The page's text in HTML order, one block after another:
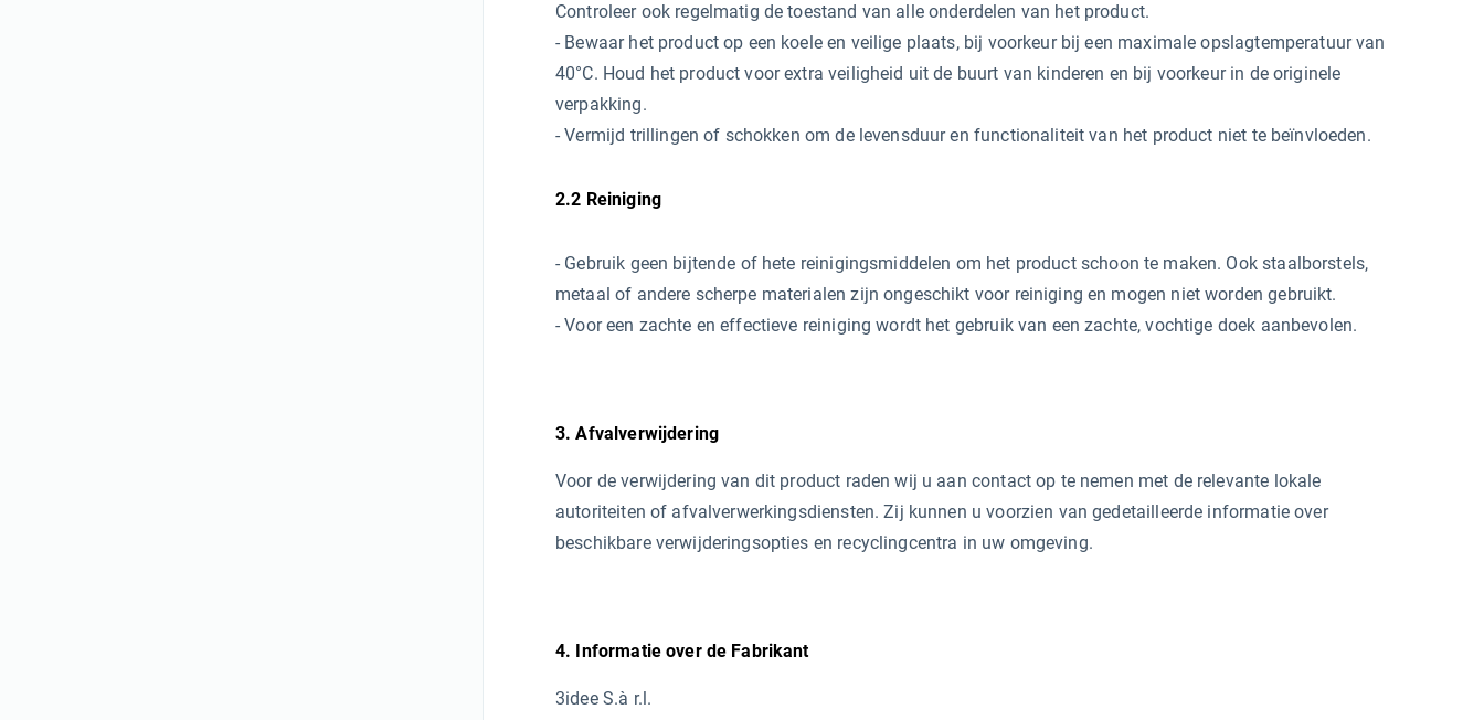
Controleer ook regelmatig de toestand van alle onderdelen van het product.
- Bewaar het product op een koele en veilige plaats, bij voorkeur bij een maximale opslagtemperatuur van
40°C. Houd het product voor extra veiligheid uit de buurt van kinderen en bij voorkeur in de originele
verpakking.
- Vermijd trillingen of schokken om de levensduur en functionaliteit van het product niet te beïnvloeden.
2.2 Reiniging
- Gebruik geen bijtende of hete reinigingsmiddelen om het product schoon te maken. Ook staalborstels,
metaal of andere scherpe materialen zijn ongeschikt voor reiniging en mogen niet worden gebruikt.
- Voor een zachte en effectieve reiniging wordt het gebruik van een zachte, vochtige doek aanbevolen.
3. Afvalverwijdering
Voor de verwijdering van dit product raden wij u aan contact op te nemen met de relevante lokale
autoriteiten of afvalverwerkingsdiensten. Zij kunnen u voorzien van gedetailleerde informatie over
beschikbare verwijderingsopties en recyclingcentra in uw omgeving.
4. Informatie over de Fabrikant
3idee S.à r.l.